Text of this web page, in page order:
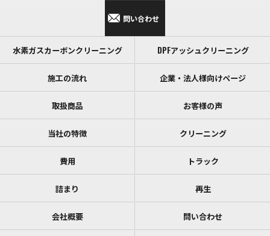
問い合わせ
水素ガスカーボンクリーニング DPFアッシュクリーニング
施工の流れ 企業・法人様向けページ
取扱商品 お客様の声
当社の特徴 クリーニング
費用 トラック
詰まり 再生
会社概要 問い合わせ